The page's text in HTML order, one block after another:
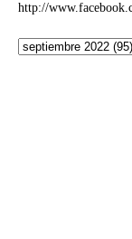
http://